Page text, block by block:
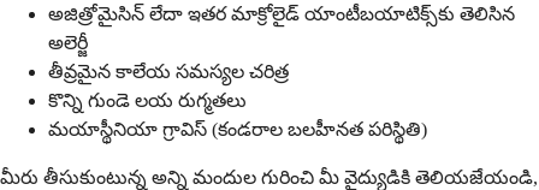
అజిత్రోమైసిన్ లేదా ఇతర మాక్రోలైడ్ యాంటీబయాటిక్స్‌కు తెలిసిన
అలెర్జీ
తీవ్రమైన కాలేయ సమస్యల చరిత్ర
కొన్ని గుండె లయ రుగ్మతలు
మయాస్థీనియా గ్రావిస్ (కండరాల బలహీనత పరిస్థితి)
మీరు తీసుకుంటున్న అన్ని మందుల గురించి మీ వైద్యుడికి తెలియజేయండి,